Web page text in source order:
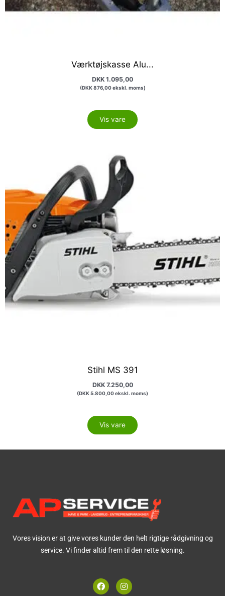
Værktøjskasse Alu...
DKK 1.095,00
(DKK876,00ekskl. moms)
Vis vare
Stihl MS 391
DKK7.250,00
(DKK5.800,00ekskl. moms)
Vis vare
Vores vision er at give vores kunder den helt rigtige rådgivning og
service. Vi finder altid frem til den rette løsning.
F
a
I
n